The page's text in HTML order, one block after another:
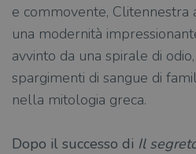
e commovente, Clitennestra
una modernità
avvinto da una spirale di
spargimenti di sangue di
nella mitologia greca.
Dopo il successo di Il